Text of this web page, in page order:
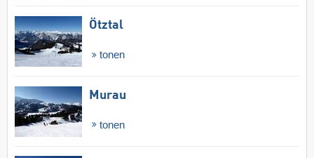
Ötztal
tonen
Murau
tonen